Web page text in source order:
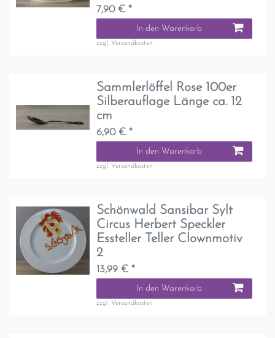
7,90 € *
In den Warenkorb
zzgl. Versandkosten
Sammlerlöffel Rose 100er
Silberauflage Länge ca. 12
cm
6,90 € *
In den Warenkorb
zzgl. Versandkosten
Schönwald Sansibar Sylt
Circus Herbert Speckler
Essteller Teller Clownmotiv
2
13,99 € *
In den Warenkorb
zzgl. Versandkosten